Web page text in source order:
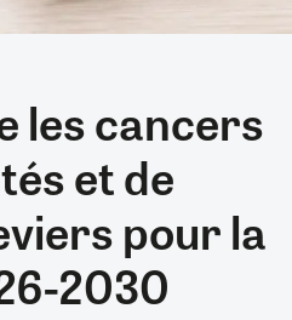
les cancers
et de
pour la
2030